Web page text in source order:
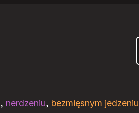
, nerdzeniu, bezmięsnym jedzeniu